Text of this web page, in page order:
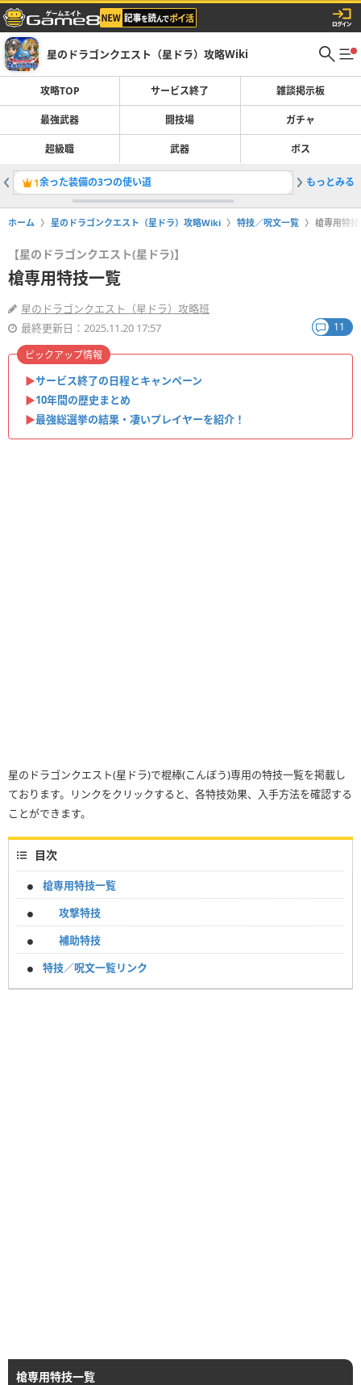
星のドラゴンクエスト（星ドラ）攻略Wiki
攻略TOP サービス終了 雑談掲示板
最強武器 闘技場 ガチャ
超級職 武器 ボス
1余った装備の3つの使い道 2すばや
もっとみる
ホーム 星のドラゴンクエスト（星ドラ）攻略Wiki 特技／呪文一覧 槍専用特
【星のドラゴンクエスト(星ドラ)】
槍専用特技一覧
星のドラゴンクエスト（星ドラ）攻略班
最終更新日：2025.11.20 17:57
11
▶︎サービス終了の日程とキャンペーン
▶︎10年間の歴史まとめ
▶︎最強総選挙の結果・凄いプレイヤーを紹介！
ピックアップ情報
星のドラゴンクエスト(星ドラ)で棍棒(こんぼう)専用の特技一覧を掲載し
ております。リンクをクリックすると、各特技効果、入手方法を確認する
ことができます。
目次
槍専用特技一覧
攻撃特技
補助特技
特技／呪文一覧リンク
槍専用特技一覧